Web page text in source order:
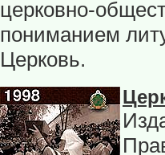
церковно-
пониманием
Церковь.